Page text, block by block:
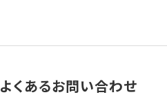
よくあるお問い合わせ